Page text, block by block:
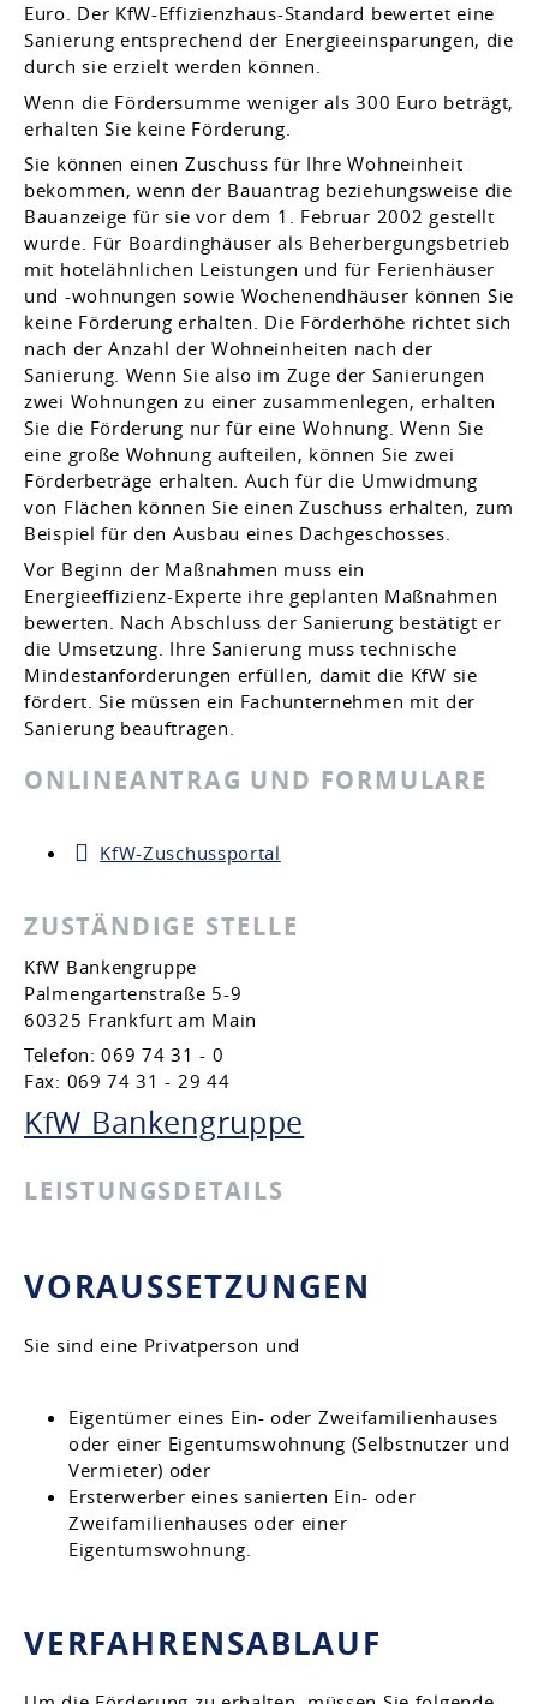
Euro. Der KfW-Effizienzhaus-Standard bewertet eine
Sanierung entsprechend der Energieeinsparungen, die
durch sie erzielt werden können.
Wenn die Fördersumme weniger als 300 Euro beträgt,
erhalten Sie keine Förderung.
Sie können einen Zuschuss für Ihre Wohneinheit
bekommen, wenn der Bauantrag beziehungsweise die
Bauanzeige für sie vor dem 1. Februar 2002 gestellt
wurde. Für Boardinghäuser als Beherbergungsbetrieb
mit hotelähnlichen Leistungen und für Ferienhäuser
und -wohnungen sowie Wochenendhäuser können Sie
keine Förderung erhalten. Die Förderhöhe richtet sich
nach der Anzahl der Wohneinheiten nach der
Sanierung. Wenn Sie also im Zuge der Sanierungen
zwei Wohnungen zu einer zusammenlegen, erhalten
Sie die Förderung nur für eine Wohnung. Wenn Sie
eine große Wohnung aufteilen, können Sie zwei
Förderbeträge erhalten. Auch für die Umwidmung
von Flächen können Sie einen Zuschuss erhalten, zum
Beispiel für den Ausbau eines Dachgeschosses.
Vor Beginn der Maßnahmen muss ein
Energieeffizienz-Experte ihre geplanten Maßnahmen
bewerten. Nach Abschluss der Sanierung bestätigt er
die Umsetzung. Ihre Sanierung muss technische
Mindestanforderungen erfüllen, damit die KfW sie
fördert. Sie müssen ein Fachunternehmen mit der
Sanierung beauftragen.
ONLINEANTRAG UND FORMULARE
KfW-Zuschussportal
ZUSTÄNDIGE STELLE
KfW Bankengruppe
Palmengartenstraße 5-9
60325 Frankfurt am Main
Telefon: 069 74 31 - 0
Fax: 069 74 31 - 29 44
KfW Bankengruppe
LEISTUNGSDETAILS
VORAUSSETZUNGEN
Sie sind eine Privatperson und
Eigentümer eines Ein- oder Zweifamilienhauses
oder einer Eigentumswohnung (Selbstnutzer und
Vermieter) oder
Ersterwerber eines sanierten Ein- oder
Zweifamilienhauses oder einer
Eigentumswohnung.
VERFAHRENSABLAUF